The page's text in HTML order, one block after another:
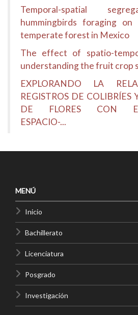
Temporal-spatial
hummingbirds foraging
temperate forest in Mexico
The effect of spatio-
understanding the fruit crop
EXPLORANDO LA
REGISTROS DE
DE FLORES CON
ESPACIO-...
MENÚ
Inicio
Bachillerato
Licenciatura
Posgrado
Investigación